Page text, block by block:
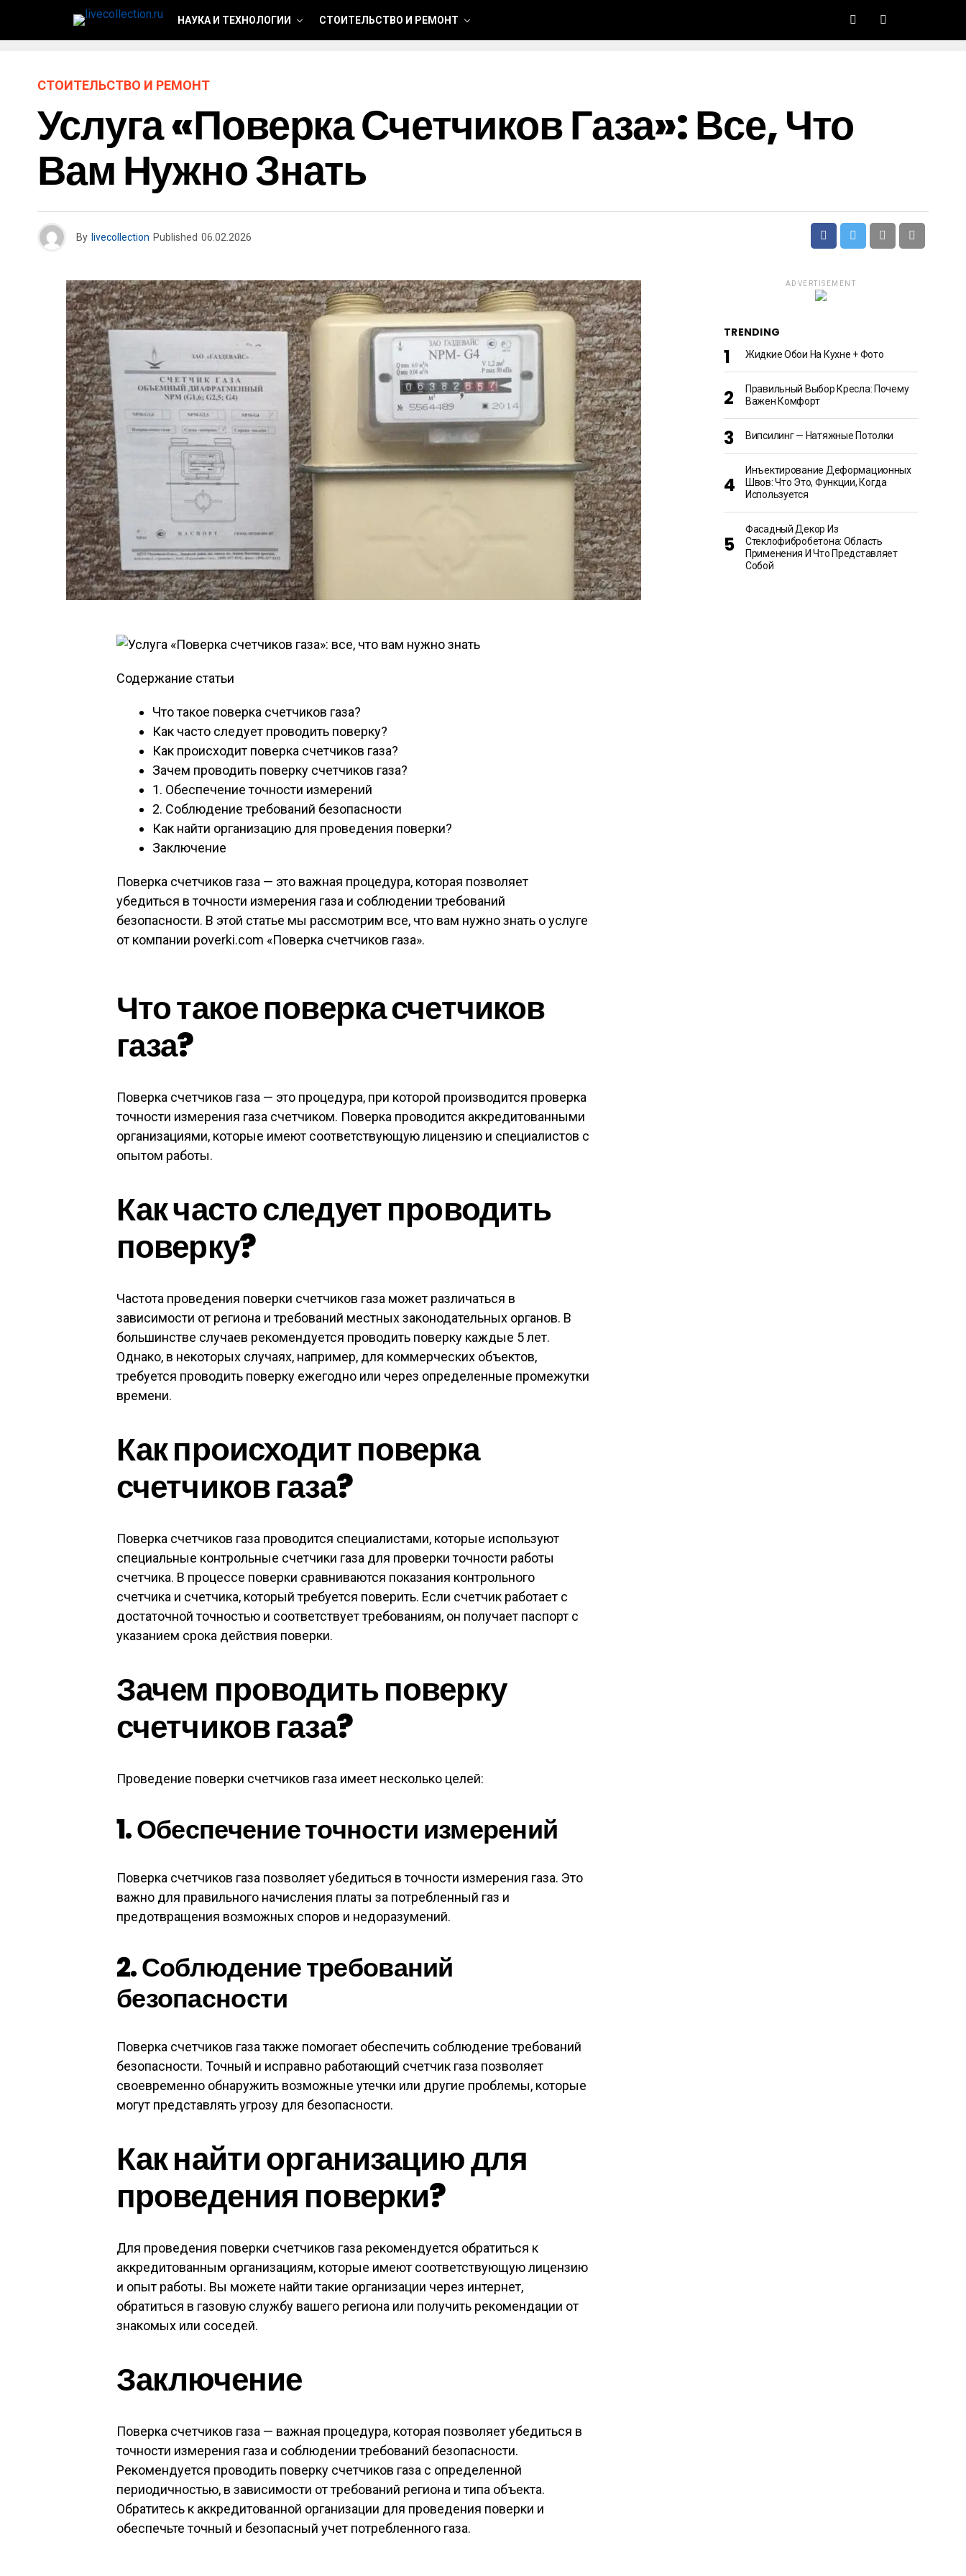
НАУКА И ТЕХНОЛОГИИ СТОИТЕЛЬСТВО И РЕМОНТ
СТОИТЕЛЬСТВО И РЕМОНТ
Услуга «Поверка Счетчиков Газа»: Все, Что
Вам Нужно Знать
By livecollection Published 06.02.2026
Содержание статьи
Что такое поверка счетчиков газа?
Как часто следует проводить поверку?
Как происходит поверка счетчиков газа?
Зачем проводить поверку счетчиков газа?
1. Обеспечение точности измерений
2. Соблюдение требований безопасности
Как найти организацию для проведения поверки?
Заключение
Поверка счетчиков газа — это важная процедура, которая позволяет
убедиться в точности измерения газа и соблюдении требований
безопасности. В этой статье мы рассмотрим все, что вам нужно знать о услуге
от компании poverki.com «Поверка счетчиков газа».
Что такое поверка счетчиков
газа?
Поверка счетчиков газа — это процедура, при которой производится проверка
точности измерения газа счетчиком. Поверка проводится аккредитованными
организациями, которые имеют соответствующую лицензию и специалистов с
опытом работы.
Как часто следует проводить
поверку?
Частота проведения поверки счетчиков газа может различаться в
зависимости от региона и требований местных законодательных органов. В
большинстве случаев рекомендуется проводить поверку каждые 5 лет.
Однако, в некоторых случаях, например, для коммерческих объектов,
требуется проводить поверку ежегодно или через определенные промежутки
времени.
Как происходит поверка
счетчиков газа?
Поверка счетчиков газа проводится специалистами, которые используют
специальные контрольные счетчики газа для проверки точности работы
счетчика. В процессе поверки сравниваются показания контрольного
счетчика и счетчика, который требуется поверить. Если счетчик работает с
достаточной точностью и соответствует требованиям, он получает паспорт с
указанием срока действия поверки.
Зачем проводить поверку
счетчиков газа?
Проведение поверки счетчиков газа имеет несколько целей:
1. Обеспечение точности измерений
Поверка счетчиков газа позволяет убедиться в точности измерения газа. Это
важно для правильного начисления платы за потребленный газ и
предотвращения возможных споров и недоразумений.
2. Соблюдение требований
безопасности
Поверка счетчиков газа также помогает обеспечить соблюдение требований
безопасности. Точный и исправно работающий счетчик газа позволяет
своевременно обнаружить возможные утечки или другие проблемы, которые
могут представлять угрозу для безопасности.
Как найти организацию для
проведения поверки?
Для проведения поверки счетчиков газа рекомендуется обратиться к
аккредитованным организациям, которые имеют соответствующую лицензию
и опыт работы. Вы можете найти такие организации через интернет,
обратиться в газовую службу вашего региона или получить рекомендации от
знакомых или соседей.
Заключение
Поверка счетчиков газа — важная процедура, которая позволяет убедиться в
точности измерения газа и соблюдении требований безопасности.
Рекомендуется проводить поверку счетчиков газа с определенной
периодичностью, в зависимости от требований региона и типа объекта.
Обратитесь к аккредитованной организации для проведения поверки и
обеспечьте точный и безопасный учет потребленного газа.
ADVERTISEMENT
TRENDING
Жидкие Обои На Кухне + Фото
Правильный Выбор Кресла: Почему
Важен Комфорт
Випсилинг — Натяжные Потолки
Инъектирование Деформационных
Швов: Что Это, Функции, Когда
Используется
Фасадный Декор Из
Стеклофибробетона: Область
Применения И Что Представляет
Собой